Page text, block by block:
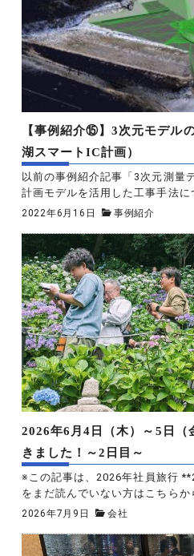
【事例紹介⑮】3次元モデル
湖スマートIC計画）
以前の事例紹介記事「3次元測量
計画モデルを活用した工事手法に
2022年6月16日 事例紹介
2026年6月4日（木）～5日（
きました！～2日目～
※この記事は、2026年社員旅行
をまだ読んでいない方はこちらか
2026年7月9日 会社